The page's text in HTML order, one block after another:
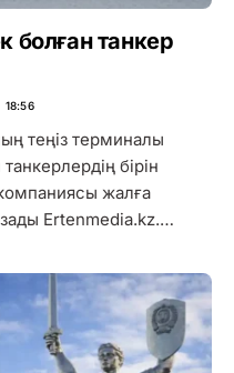
болған танкер
18:56
теңіз терминалы
бірін
жалға
Ertenmedia.kz.…